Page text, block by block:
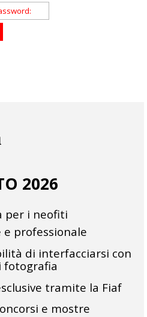
2026
per i neofiti
e professionale
di interfacciarsi con
fotografia
tramite la Fiaf
e mostre